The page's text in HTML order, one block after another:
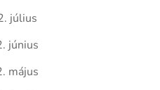
július
június
május